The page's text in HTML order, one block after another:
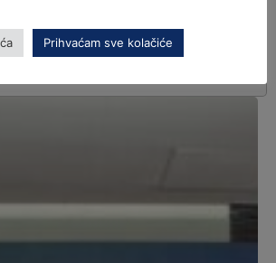
Prihvaćam sve kolačiće